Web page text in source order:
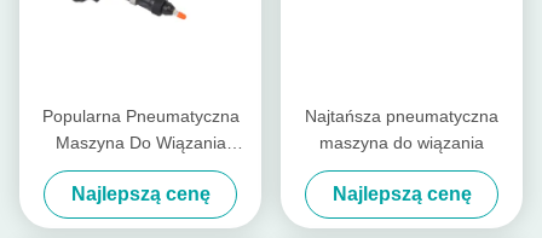
Popularna Pneumatyczna
Maszyna Do Wiązania
Stalowej 19mm-32mm
Najlepszą cenę
Najtańsza pneumatyczna
maszyna do wiązania
Najlepszą cenę